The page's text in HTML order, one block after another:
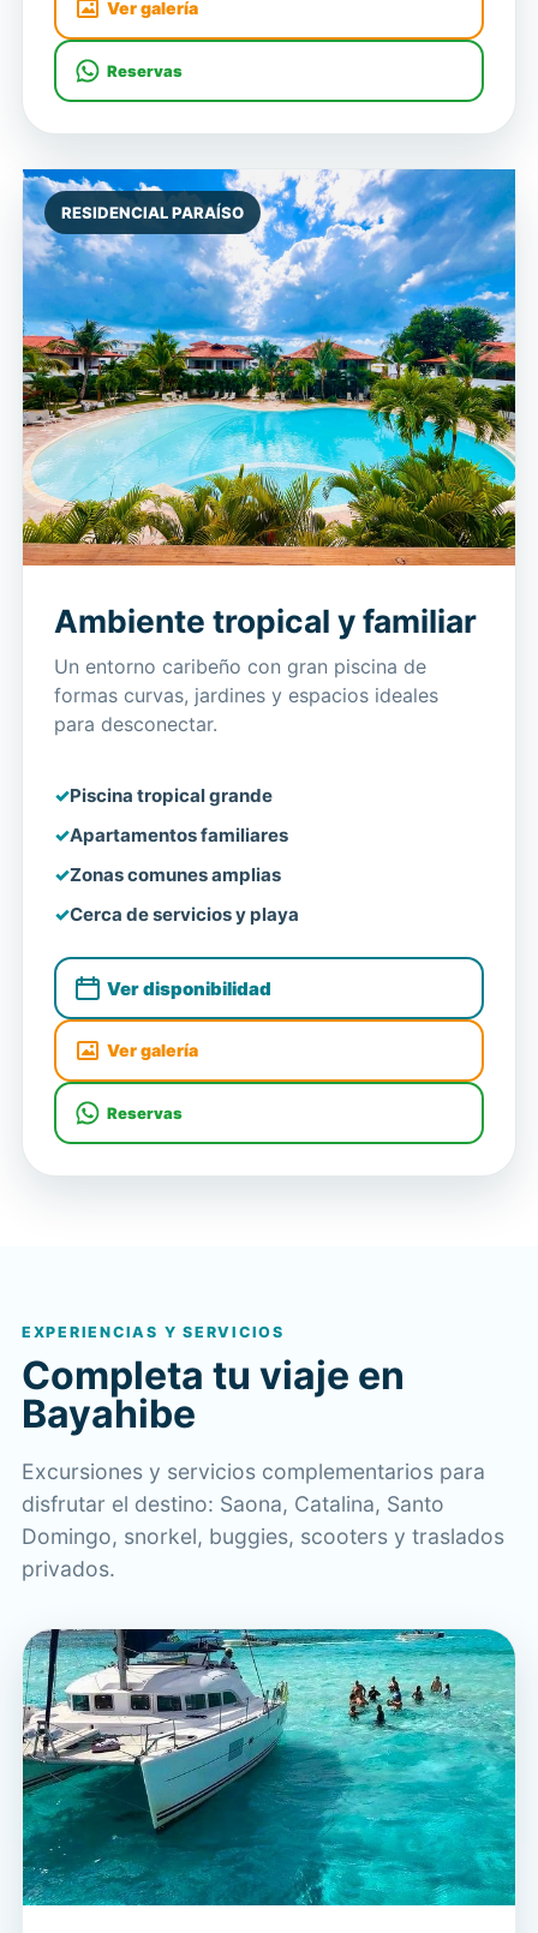
Ver galería
Reservas
RESIDENCIAL PARAÍSO
Ambiente tropical y familiar
Un entorno caribeño con gran piscina de
formas curvas, jardines y espacios ideales
para desconectar.
Piscina tropical grande
Apartamentos familiares
Zonas comunes amplias
Cerca de servicios y playa
Ver disponibilidad
Ver galería
Reservas
EXPERIENCIAS Y SERVICIOS
Completa tu viaje en
Bayahibe
Excursiones y servicios complementarios para
disfrutar el destino: Saona, Catalina, Santo
Domingo, snorkel, buggies, scooters y traslados
privados.